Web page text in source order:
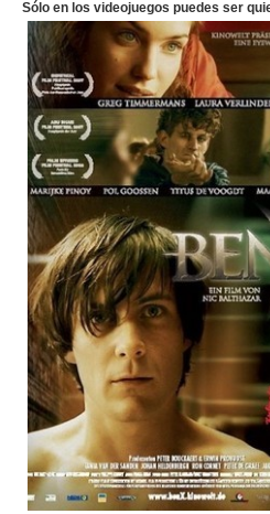
Sólo en los videojuegos puedes ser